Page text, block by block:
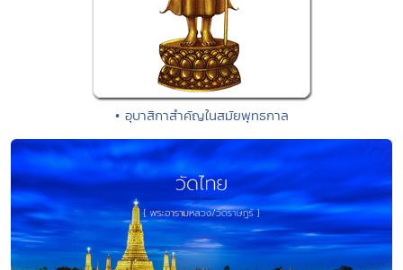
• อุบาสิกาสำคัญในสมัยพุทธกาล